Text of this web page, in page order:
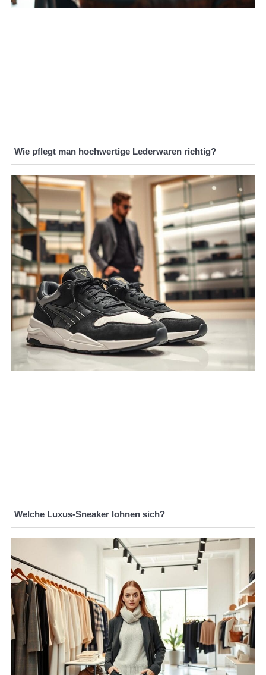
Wie pflegt man hochwertige Lederwaren richtig?
Welche Luxus-Sneaker lohnen sich?